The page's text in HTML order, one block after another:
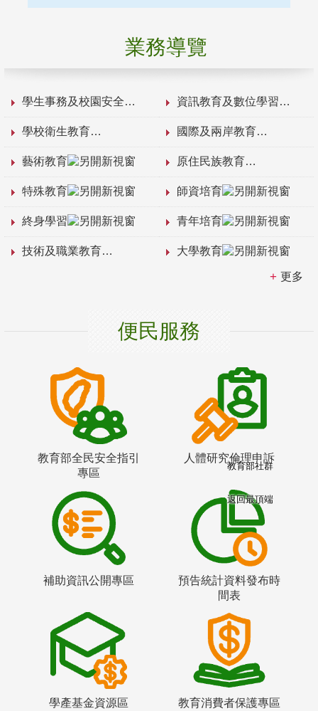
業務導覽
學生事務及校園安全 資訊教育及數位學習
學校衛生教育 國際及兩岸教育
藝術教育 原住民族教育
特殊教育 師資培育
終身學習 青年培育
技術及職業教育 大學教育
更多
便民服務
教育部全民安全指引
專區
人體研究倫理申訴
補助資訊公開專區
預告統計資料發布時
間表
學產基金資源區 教育消費者保護專區
教育部社群
返回最頂端